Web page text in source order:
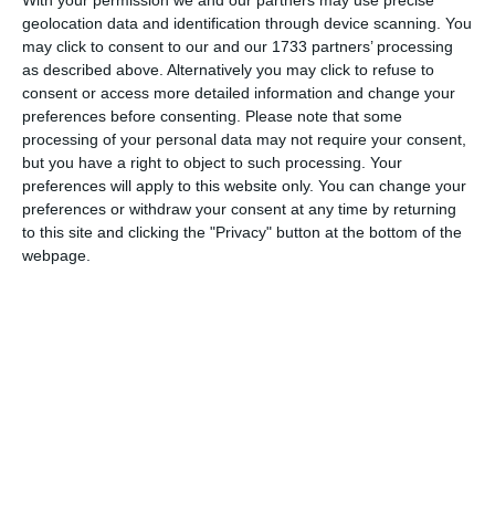
geolocation data and identification through device scanning. You
may click to consent to our and our 1733 partners’ processing
as described above. Alternatively you may click to refuse to
consent or access more detailed information and change your
preferences before consenting.
Please note that some
processing of your personal data may not require your consent,
but you have a right to object to such processing. Your
preferences will apply to this website only. You can change your
preferences or withdraw your consent at any time by returning
to this site and clicking the "Privacy" button at the bottom of the
webpage.
permanent un sistem electronic de monitorizare (brățară GPS)
pentru a asigura respectarea distanței de siguranță.
Cazul a ajuns în Apel
Nerespectarea acestor măsuri constituie infracțiune și se pedepsește
cu închisoarea. Stoica Iosif Beniamin a atacat deja decizia cu apel,
acesta urmând să se judece la Tribunalul Constanța pe data de 14
mai 2026.
Până la o decizie definitivă, ordinul de protecție rămâne